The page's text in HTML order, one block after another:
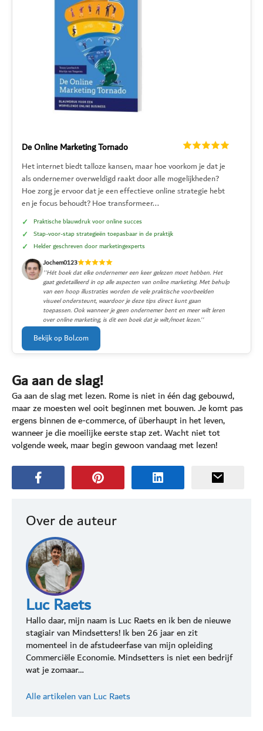
De Online Marketing Tornado
Het internet biedt talloze kansen, maar hoe voorkom je dat je
als ondernemer overweldigd raakt door alle mogelijkheden?
Hoe zorg je ervoor dat je een effectieve online strategie hebt
en je focus behoudt? Hoe transformeer...
Praktische blauwdruk voor online succes
Stap-voor-stap strategieën toepasbaar in de praktijk
Helder geschreven door marketingexperts
Jochem0123
''Hét boek dat elke ondernemer een keer gelezen moet hebben. Het
gaat gedetailleerd in op alle aspecten van online marketing. Met behulp
van een hoop illustraties worden de vele praktische voorbeelden
visueel ondersteunt, waardoor je deze tips direct kunt gaan
toepassen. Ook wanneer je geen ondernemer bent en meer wilt leren
over online marketing, is dit een boek dat je wilt/moet lezen.''
Bekijk op Bol.com
Ga aan de slag!
Ga aan de slag met lezen. Rome is niet in één dag gebouwd,
maar ze moesten wel ooit beginnen met bouwen. Je komt pas
ergens binnen de e-commerce, of überhaupt in het leven,
wanneer je die moeilijke eerste stap zet. Wacht niet tot
volgende week, maar begin gewoon vandaag met lezen!
Over de auteur
Luc Raets
Hallo daar, mijn naam is Luc Raets en ik ben de nieuwe
stagiair van Mindsetters! Ik ben 26 jaar en zit
momenteel in de afstudeerfase van mijn opleiding
Commerciële Economie. Mindsetters is niet een bedrijf
wat je zomaar…
Alle artikelen van Luc Raets